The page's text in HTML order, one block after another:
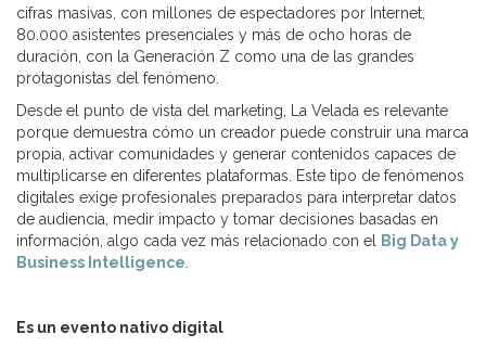
cifras masivas, con millones de espectadores por Internet,
80.000 asistentes presenciales y más de ocho horas de
duración, con la Generación Z como una de las grandes
protagonistas del fenómeno.
Desde el punto de vista del marketing, La Velada es relevante
porque demuestra cómo un creador puede construir una marca
propia, activar comunidades y generar contenidos capaces de
multiplicarse en diferentes plataformas. Este tipo de fenómenos
digitales exige profesionales preparados para interpretar datos
de audiencia, medir impacto y tomar decisiones basadas en
información, algo cada vez más relacionado con el
Big Data y
Business Intelligence
Es un evento nativo digital